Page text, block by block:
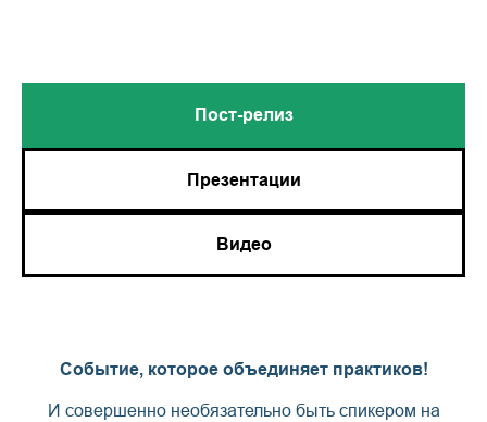
Пост-релиз
Презентации
Видео
Событие, которое объединяет практиков!
И совершенно необязательно быть спикером на